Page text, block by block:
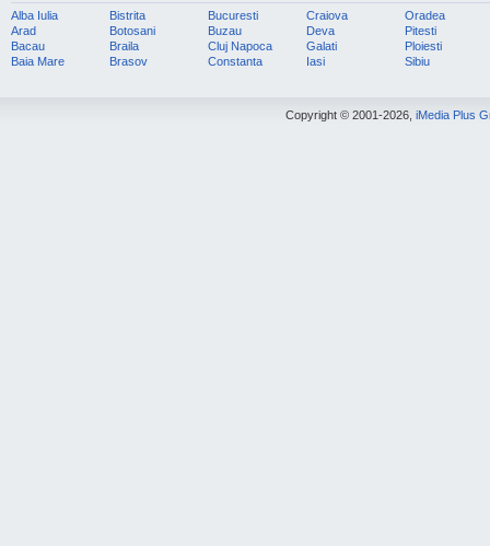
Alba Iulia
Arad
Bacau
Baia Mare
Bistrita
Botosani
Braila
Brasov
Bucuresti
Buzau
Cluj Napoca
Constanta
Craiova
Deva
Galati
Iasi
Oradea
Pitesti
Ploiesti
Sibiu
Copyright © 2001-2026, iMedia Plus